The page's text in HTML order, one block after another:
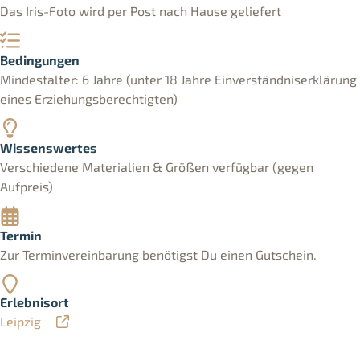
Das Iris-Foto wird per Post nach Hause geliefert
Bedingungen
Mindestalter: 6 Jahre (unter 18 Jahre Einverständniserklärung
eines Erziehungsberechtigten)
Wissenswertes
Verschiedene Materialien & Größen verfügbar (gegen
Aufpreis)
Termin
Zur Terminvereinbarung benötigst Du einen Gutschein.
Erlebnisort
Leipzig